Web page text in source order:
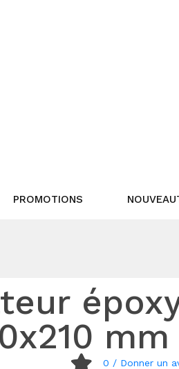
PROMOTIONS
mm
0 / Donner un